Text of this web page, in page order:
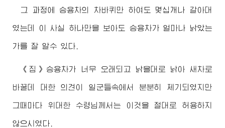
그 과정에 승용차의 차바퀴만 하여도 몇십개나 갈아대
였는데 이 사실 하나만을 보아도 승용차가 얼마나 낡았는
가를 잘 알수 있다.
《짐》승용차가 너무 오래되고 낡을대로 낡아 새차로
바꿀데 대한 의견이 일군들속에서 분분히 제기되였지만
그때마다 위대한 수령님께서는 이것을 절대로 허용하지
않으시였다.